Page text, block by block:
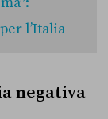
l’Italia
negativa